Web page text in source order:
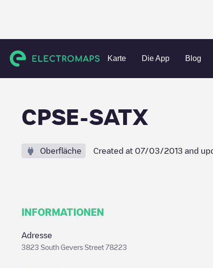
Karte Die App Blog
Charging stations Vereinigte Staaten Bexar County
CPSE-SATX
Oberfläche Created at 07/03/2013 and
INFORMATIONEN
Adresse
3823 South Gevers Street 78223